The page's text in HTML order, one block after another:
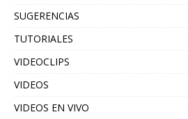
SUGERENCIAS
TUTORIALES
VIDEOCLIPS
VIDEOS
VIDEOS EN VIVO